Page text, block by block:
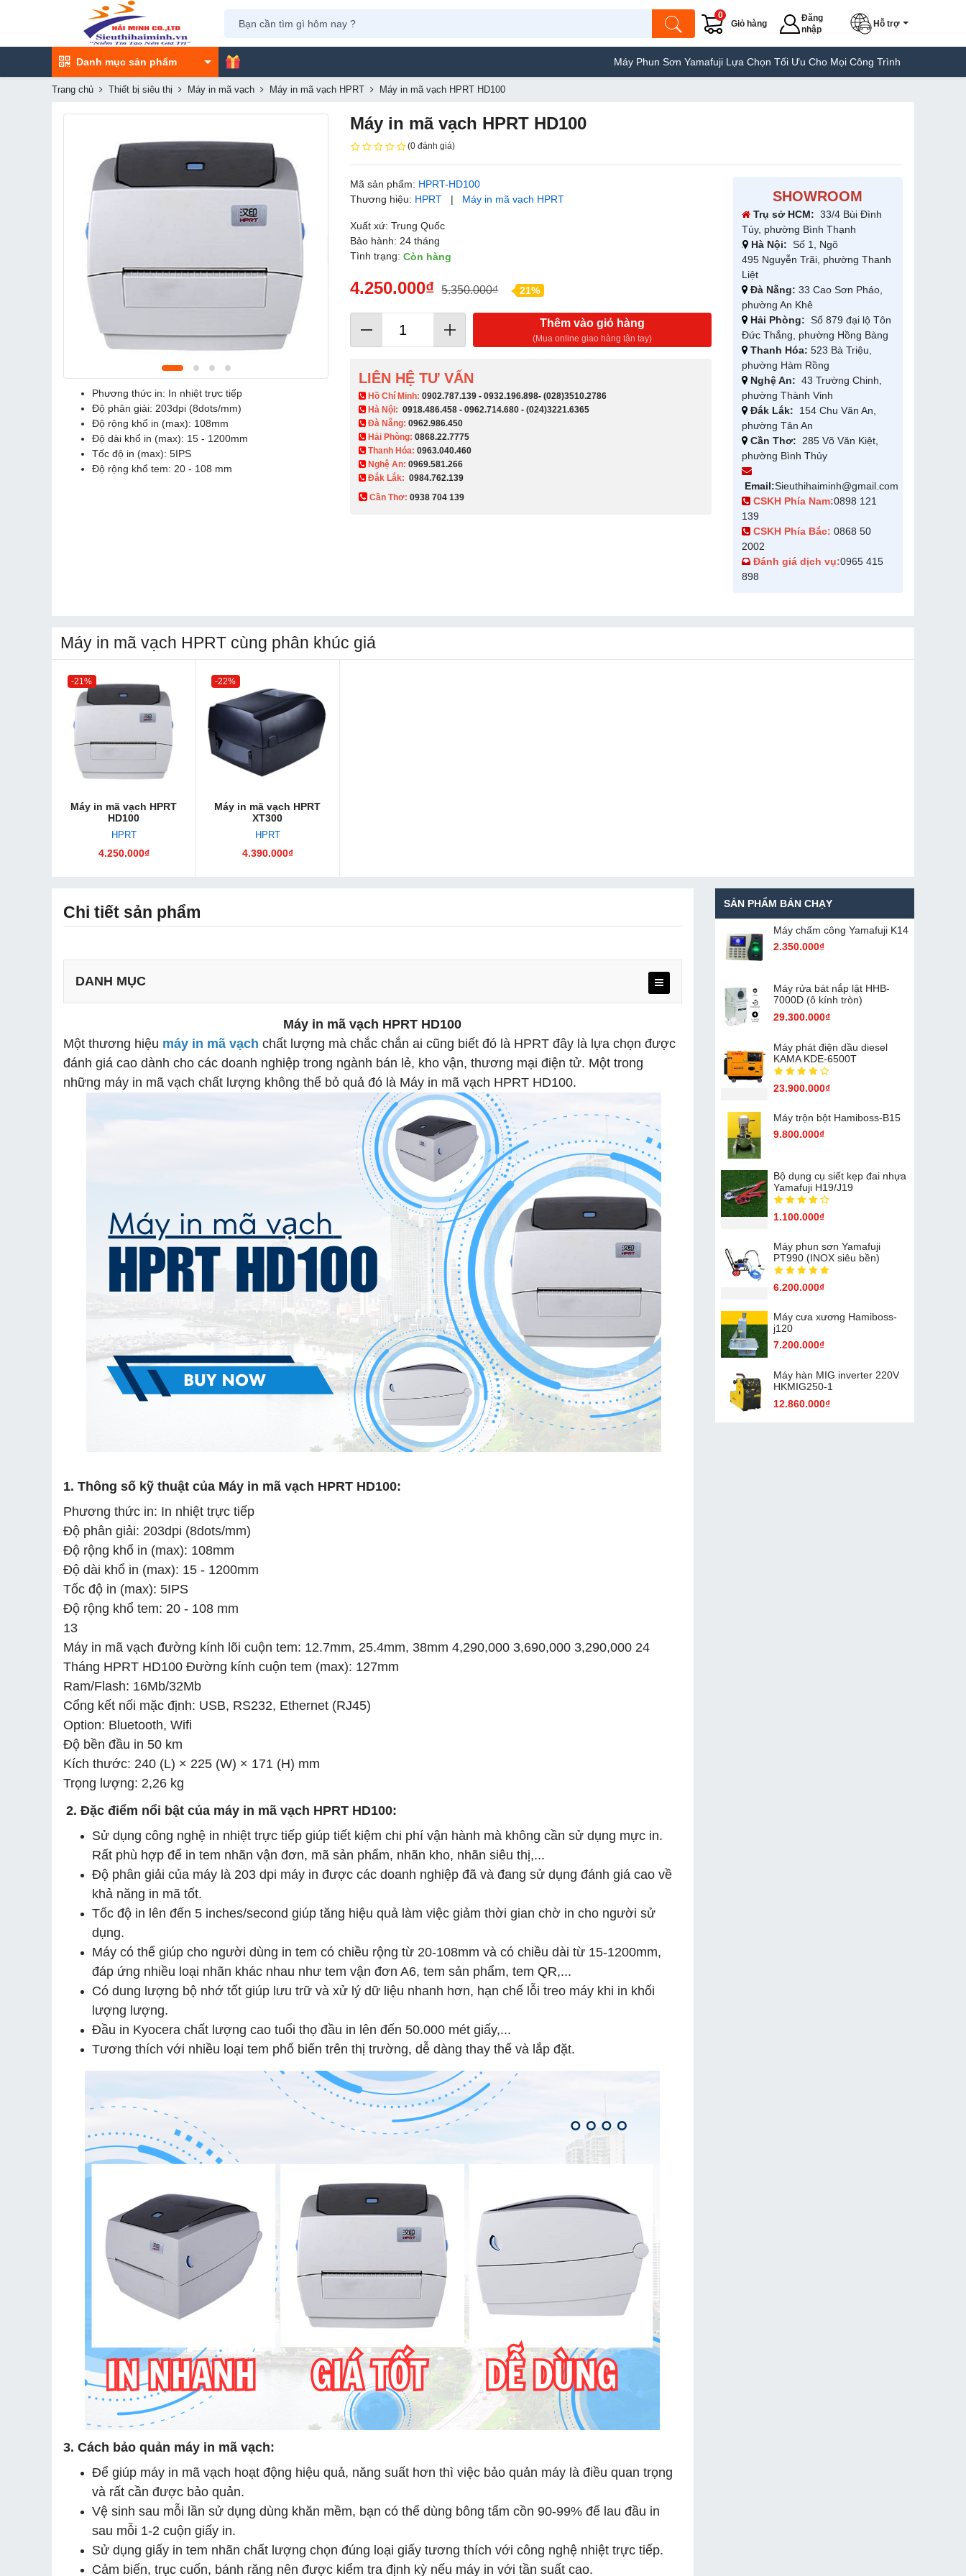
Giỏ hàng
0
Đăng
nhập
Hỗ trợ
Danh mục sản phẩm Máy Phun Sơn Yamafuji Lựa Chọn Tối Ưu Cho Mọi Công Trình Máy Hàn Túi Yamafuji
Trang chủ Thiết bị siêu thị Máy in mã vạch Máy in mã vạch HPRT Máy in mã vạch HPRT HD100
Phương thức in: In nhiệt trực tiếp
Độ phân giải: 203dpi (8dots/mm)
Độ rộng khổ in (max): 108mm
Độ dài khổ in (max): 15 - 1200mm
Tốc độ in (max): 5IPS
Độ rộng khổ tem: 20 - 108 mm
Máy in mã vạch HPRT HD100
(0 đánh giá)
Mã sản phẩm: HPRT-HD100
Thương hiệu: HPRT | Máy in mã vạch HPRT
Xuất xứ: Trung Quốc
Bảo hành: 24 tháng
Tình trạng:Còn hàng
4.250.000₫ 5.350.000₫ 21%
Thêm vào giỏ hàng
(Mua online giao hàng tận tay)
LIÊN HỆ TƯ VẤN
​ Hồ Chí Minh:0902.787.139 -0932.196.898-(028)3510.2786
Hà Nội:0918.486.458 -0962.714.680 -(024)3221.6365
Đà Nẵng:0962.986.450
Hải Phòng:0868.22.7775
Thanh Hóa:0963.040.460
Nghệ An:0969.581.266
Đắk Lắk: 0984.762.139
Cần Thơ:0938 704 139​
SHOWROOM
Trụ sở HCM: 33/4 Bùi Đình
Túy, phường Bình Thạnh
Hà Nội: Số 1, Ngõ
495 Nguyễn Trãi, phường Thanh
Liệt
Đà Nẵng: 33 Cao Sơn Pháo,
phường An Khê
Hải Phòng: Số 879 đại lộ Tôn
Đức Thắng, phường Hồng Bàng
Thanh Hóa: 523 Bà Triệu,
phường Hàm Rồng
Nghệ An: 43 Trường Chinh,
phường Thành Vinh
Đắk Lắk: 154 Chu Văn An,
phường Tân An
Cần Thơ: 285 Võ Văn Kiệt,
phường Bình Thủy
Email:Sieuthihaiminh@gmail.com
CSKH Phía Nam:0898 121
139
CSKH Phía Bắc: 0868 50
2002
Đánh giá dịch vụ:0965 415
898
Máy in mã vạch HPRT cùng phân khúc giá
-21%
Máy in mã vạch HPRT
HD100
HPRT
4.250.000₫
-22%
Máy in mã vạch HPRT
XT300
HPRT
4.390.000₫
Chi tiết sản phẩm
DANH MỤC
Máy in mã vạch HPRT HD100
Một thương hiệu máy in mã vạch chất lượng mà chắc chắn ai cũng biết đó là HPRT đây là lựa chọn được
đánh giá cao dành cho các doanh nghiệp trong ngành bán lẻ, kho vận, thương mại điện tử. Một trong
những máy in mã vạch chất lượng không thể bỏ quả đó là Máy in mã vạch HPRT HD100.
1. Thông số kỹ thuật của Máy in mã vạch HPRT HD100:
Phương thức in: In nhiệt trực tiếp
Độ phân giải: 203dpi (8dots/mm)
Độ rộng khổ in (max): 108mm
Độ dài khổ in (max): 15 - 1200mm
Tốc độ in (max): 5IPS
Độ rộng khổ tem: 20 - 108 mm
13
Máy in mã vạch đường kính lõi cuộn tem: 12.7mm, 25.4mm, 38mm 4,290,000 3,690,000 3,290,000 24
Tháng HPRT HD100 Đường kính cuộn tem (max): 127mm
Ram/Flash: 16Mb/32Mb
Cổng kết nối mặc định: USB, RS232, Ethernet (RJ45)
Option: Bluetooth, Wifi
Độ bền đầu in 50 km
Kích thước: 240 (L) × 225 (W) × 171 (H) mm
Trọng lượng: 2,26 kg
2. Đặc điểm nổi bật của máy in mã vạch HPRT HD100:
Sử dụng công nghệ in nhiệt trực tiếp giúp tiết kiệm chi phí vận hành mà không cần sử dụng mực in.
Rất phù hợp để in tem nhãn vận đơn, mã sản phẩm, nhãn kho, nhãn siêu thị,...
Độ phân giải của máy là 203 dpi máy in được các doanh nghiệp đã và đang sử dụng đánh giá cao về
khả năng in mã tốt.
Tốc độ in lên đến 5 inches/second giúp tăng hiệu quả làm việc giảm thời gian chờ in cho người sử
dụng.
Máy có thể giúp cho người dùng in tem có chiều rộng từ 20-108mm và có chiều dài từ 15-1200mm,
đáp ứng nhiều loại nhãn khác nhau như tem vận đơn A6, tem sản phẩm, tem QR,...
Có dung lượng bộ nhớ tốt giúp lưu trữ và xử lý dữ liệu nhanh hơn, hạn chế lỗi treo máy khi in khối
lượng lượng.
Đầu in Kyocera chất lượng cao tuổi thọ đầu in lên đến 50.000 mét giấy,...
Tương thích với nhiều loại tem phổ biến trên thị trường, dễ dàng thay thế và lắp đặt.
3. Cách bảo quản máy in mã vạch:
Để giúp máy in mã vạch hoạt động hiệu quả, năng suất hơn thì việc bảo quản máy là điều quan trọng
và rất cần được bảo quản.
Vệ sinh sau mỗi lần sử dụng dùng khăn mềm, bạn có thể dùng bông tẩm cồn 90-99% để lau đầu in
sau mỗi 1-2 cuộn giấy in.
Sử dụng giấy in tem nhãn chất lượng chọn đúng loại giấy tương thích với công nghệ nhiệt trực tiếp.
Cảm biến, trục cuốn, bánh răng nên được kiểm tra định kỳ nếu máy in với tần suất cao.
SẢN PHẨM BÁN CHẠY
Máy chấm cô​ng Yamafuji K14
2.350.000₫
Máy rửa bát nắp lật HHB-
7000D (ô kính tròn)
29.300.000₫
Máy phát điện dầu diesel
KAMA KDE-6500T
23.900.000₫
Máy trộn bột Hamiboss-B15
9.800.000₫
Bộ dụng cụ siết kẹp đai nhựa
Yamafuji H19/J19
1.100.000₫
Máy phun sơn Yamafuji
PT990 (INOX siêu bền)
6.200.000₫
Máy cưa xương Hamiboss-
j120
7.200.000₫
Máy hàn MIG inverter 220V
HKMIG250-1
12.860.000₫